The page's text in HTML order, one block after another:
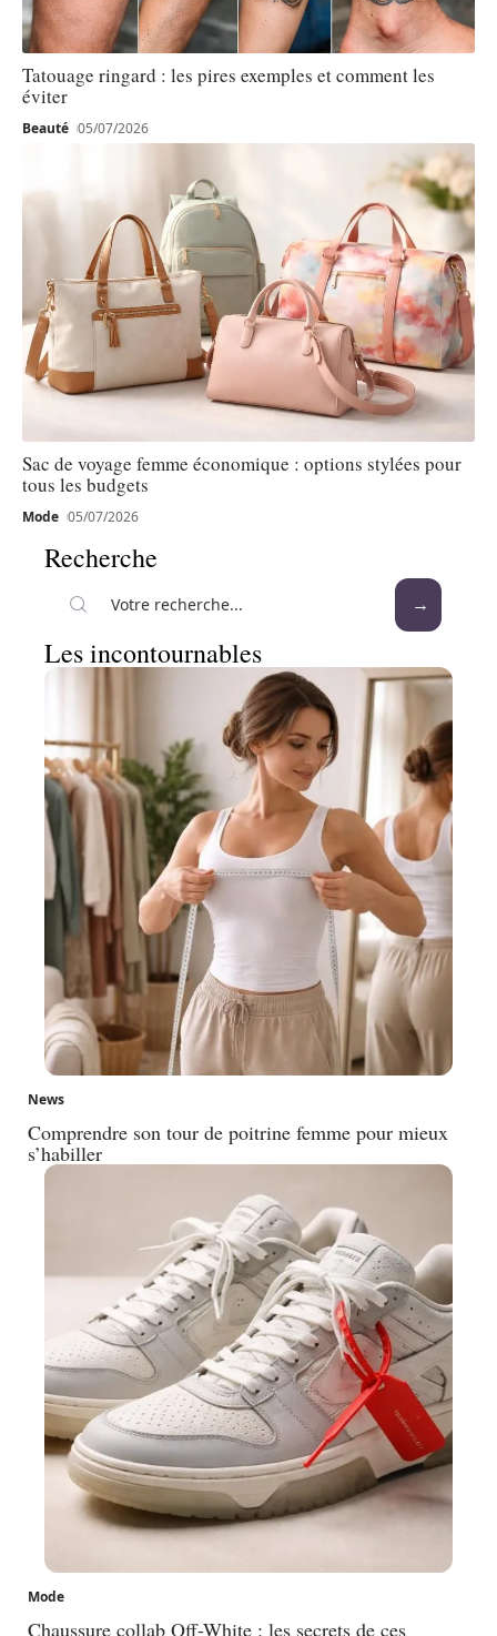
Tatouage ringard : les pires exemples et comment les
éviter
Beauté 05/07/2026
Sac de voyage femme économique : options stylées pour
tous les budgets
Mode 05/07/2026
Recherche
Les incontournables
News
Comprendre son tour de poitrine femme pour mieux
s’habiller
Mode
Chaussure collab Off-White : les secrets de ces